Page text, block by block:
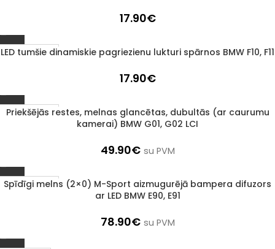
17.90€
1–3 d. d.
LED tumšie dinamiskie pagriezienu lukturi spārnos BMW F10, F11
17.90€
1–3 d. d.
Priekšējās restes, melnas glancētas, dubultās (ar caurumu
kamerai) BMW G01, G02 LCI
49.90€ su PVM
1–3 d. d.
Spīdīgi melns (2×0) M-Sport aizmugurējā bampera difuzors
ar LED BMW E90, E91
78.90€ su PVM